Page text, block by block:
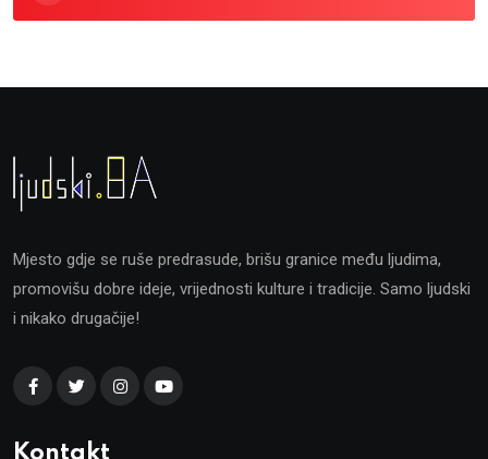
Mjesto gdje se ruše predrasude, brišu granice među ljudima,
promovišu dobre ideje, vrijednosti kulture i tradicije. Samo ljudski
i nikako drugačije!
Kontakt